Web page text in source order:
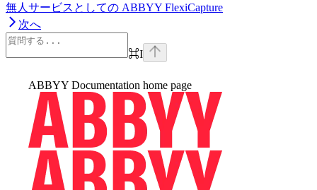
無人サービスとしての ABBYY FlexiCapture
次へ
⌘I
ABBYY Documentation home page